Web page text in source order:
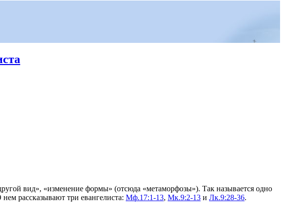
вид», «изменение формы» (отсюда «метаморфозы»). Так называется одно
рассказывают три евангелиста: Мф.17:1-13, Мк.9:2-13 и Лк.9:28-36.